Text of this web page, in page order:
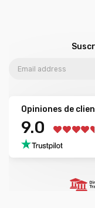
Opiniones de
9.0